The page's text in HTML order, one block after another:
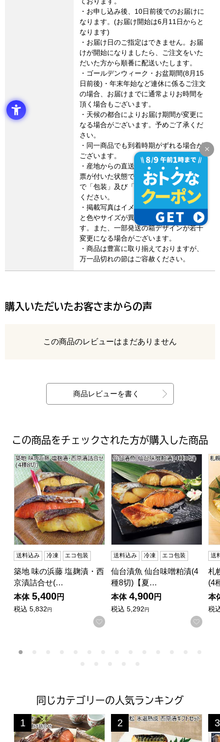
・お申し込み後、10日前後でのお届けに
なります。(お届け開始は6月11日からと
なります)
・お届け日のご指定はできません。お届
けが開始になりましたら、ご注文をいた
だいた方から順番に配送いたします。
・ゴールデンウィーク・お盆期間(8月15
日前後)・年末年始など連休に係るご注文
の場合、お届けまでに通常よりお時間を
頂く場合もございます。
・天候の都合によりお届け期間が変更に
なる場合がございます。予めご了承くだ
さい。
・同一商品でも到着時期がずれる場合が
ございます。
・産地からの直送となります。外箱に伝
票が付いた状態でのお届けとなりますの
で「包装」及び「のし」の対応はご容赦
ください。
・掲載写真はイメージです。実際の商品
と色やサイズが異なる場合がございま
す。また、一部発送の箱デザインが若干
変更になる場合がございます。
・商品は豊富に取り揃えておりますが、
万一品切れの節はご容赦ください。
購入いただいたお客さまからの声
レビュー
この商品のレビューはまだありません
商品レビューを書く
この商品をチェックされた方が購入した商品
築地 味の浜藤 塩麹漬・西京漬詰合せ(4種8切)【夏の贈り
送料込み 冷凍 エコ包装
築地 味の浜藤 塩麹漬・西
京漬詰合せ(…
本体 5,400円
税込 5,832円
お気に入りに登録する
仙台漬魚 仙台味噌粕漬(4種8
送料込み 冷凍 エコ包装
仙台漬魚 仙台味噌粕漬(4
種8切)【夏…
本体 4,900円
税込 5,292円
お気
札
送
札
(4
本
税
同じカテゴリーの人気ランキング
山口 井上商店 焼西京漬け詰合せ【お届け期間:6月11日〜
1
位
山陰大松 氷温熟成 西京漬ギ
2
位 3
位